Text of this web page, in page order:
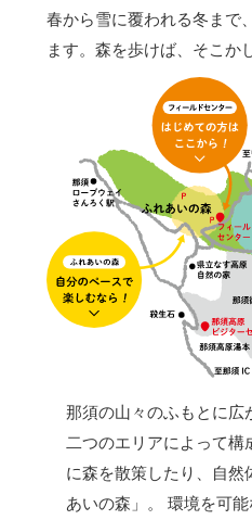
春から雪に覆われる冬まで
ます。森を歩けば、そこか
那須の山々のふもとに広
二つのエリアによって構
に森を散策したり、自然
あいの森」。 環境を可